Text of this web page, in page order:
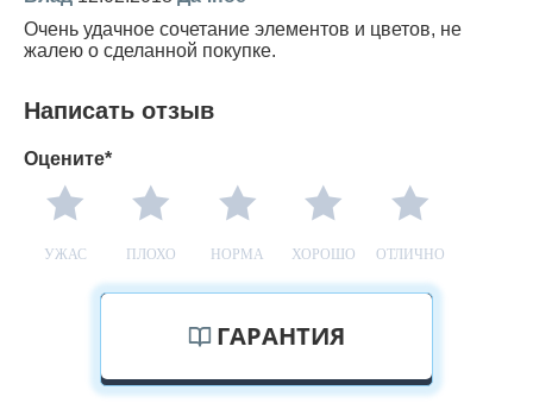
Очень удачное сочетание элементов и цветов, не
жалею о сделанной покупке.
Написать отзыв
Оцените*
УЖАС ПЛОХО НОРМА ХОРОШО ОТЛИЧНО
ГАРАНТИЯ